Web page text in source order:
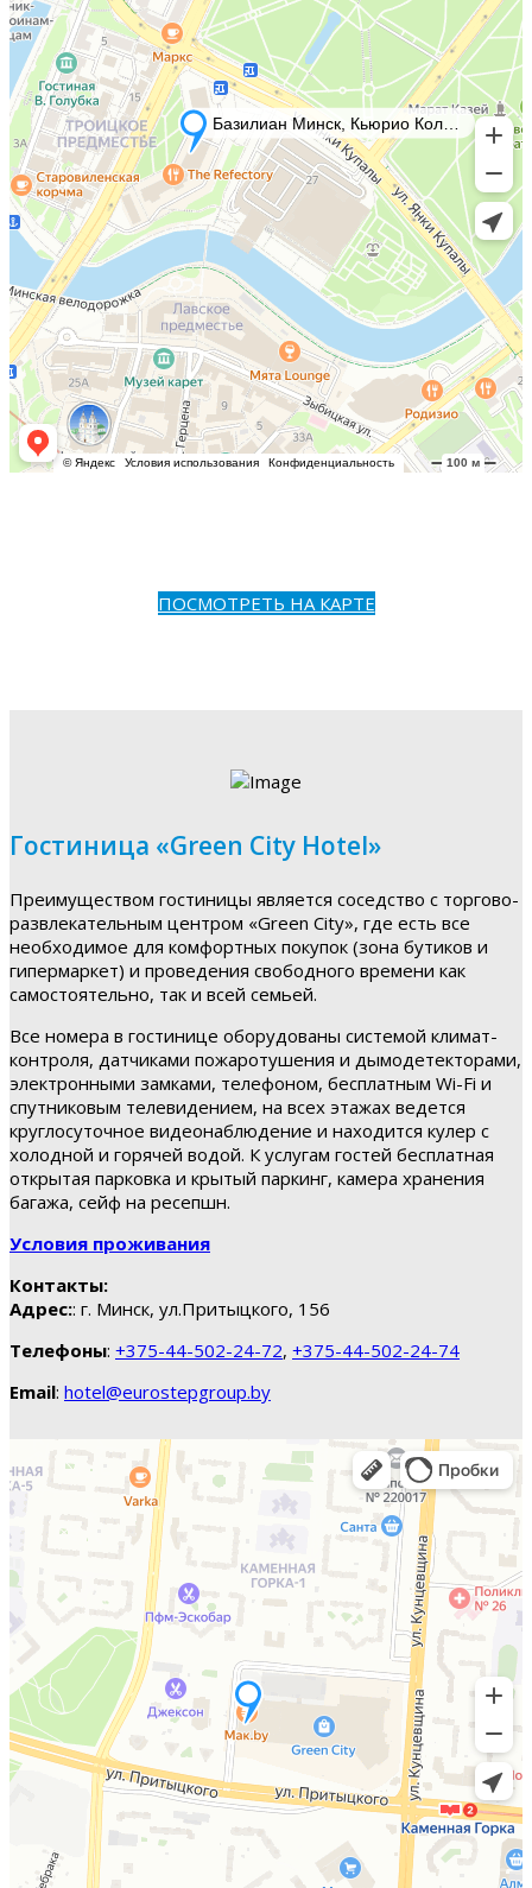
ПОСМОТРЕТЬ НА КАРТЕ
Гостиница «Green City Hotel»
Преимуществом гостиницы является соседство с торгово-
развлекательным центром «Green City», где есть все
необходимое для комфортных покупок (зона бутиков и
гипермаркет) и проведения свободного времени как
самостоятельно, так и всей семьей.
Все номера в гостинице оборудованы системой климат-
контроля, датчиками пожаротушения и дымодетекторами,
электронными замками, телефоном, бесплатным Wi-Fi и
спутниковым телевидением, на всех этажах ведется
круглосуточное видеонаблюдение и находится кулер с
холодной и горячей водой. К услугам гостей бесплатная
открытая парковка и крытый паркинг, камера хранения
багажа, сейф на ресепшн.
Условия проживания
Контакты:
Адрес:: г. Минск, ул.Притыцкого, 156
Телефоны: +375-44-502-24-72, +375-44-502-24-74
Email: hotel@eurostepgroup.by